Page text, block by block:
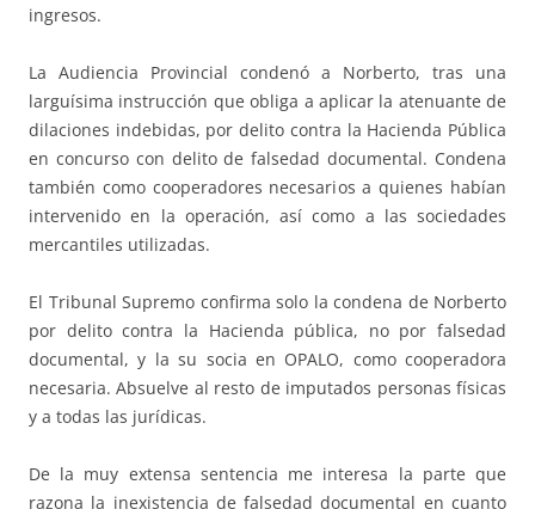
ingresos.
La Audiencia Provincial condenó a Norberto, tras una
larguísima instrucción que obliga a aplicar la atenuante de
dilaciones indebidas, por delito contra la Hacienda Pública
en concurso con delito de falsedad documental. Condena
también como cooperadores necesarios a quienes habían
intervenido en la operación, así como a las sociedades
mercantiles utilizadas.
El Tribunal Supremo confirma solo la condena de Norberto
por delito contra la Hacienda pública, no por falsedad
documental, y la su socia en OPALO, como cooperadora
necesaria. Absuelve al resto de imputados personas físicas
y a todas las jurídicas.
De la muy extensa sentencia me interesa la parte que
razona la inexistencia de falsedad documental en cuanto